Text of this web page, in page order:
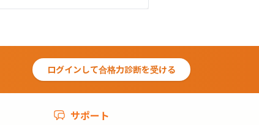
ログインして合格力診断を受ける
サポート